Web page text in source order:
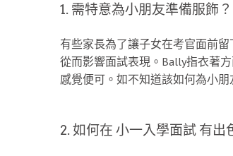
1. 需特意為小朋友準備服飾？
有些家長為了讓子女在考官面前
從而影響面試表現。Bally指衣著
感覺便可。如不知道該如何為小
2. 如何在 小一入學面試 有出